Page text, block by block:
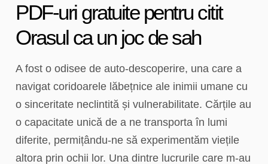
PDF-uri gratuite pentru citit
Orasul ca un joc de sah
A fost o odisee de auto-descoperire, una care a
navigat coridoarele lăbețnice ale inimii umane cu
o sinceritate neclintită și vulnerabilitate. Cărțile au
o capacitate unică de a ne transporta în lumi
diferite, permițându-ne să experimentăm viețile
altora prin ochii lor. Una dintre lucrurile care m-au